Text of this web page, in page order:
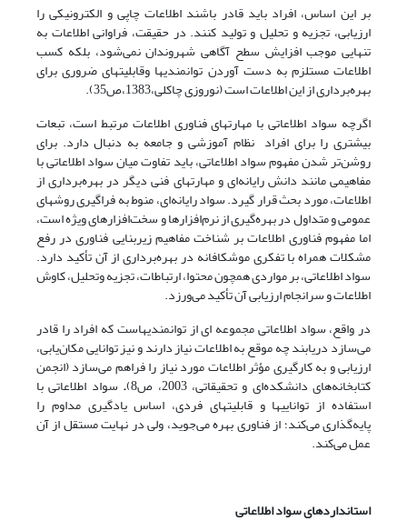
بر این اساس، افراد باید قادر باشند اطلاعات چاپی و الکترونیکی را
ارزیابی، تجزیه و تحلیل و تولید کنند. در حقیقت، فراوانی اطلاعات به
تنهایی موجب افزایش سطح آگاهی شهروندان نمی‌شود، بلکه کسب
اطلاعات مستلزم به دست آوردن توانمندیها وقابلیتهای ضروری برای
بهره‌‌برداری از این اطلاعات است (نوروزی چاکلی،1383،ص35).
اگرچه سواد اطلاعاتی با مهارتهای فناوری اطلاعات مرتبط است، تبعات
بیشتری را برای افراد نظام آموزشی و جامعه به دنبال دارد. برای
روشن‌تر شدن مفهوم سواد اطلاعاتی، باید تفاوت میان سواد اطلاعاتی با
مفاهیمی مانند دانش رایانه‌ای و مهارتهای فنی دیگر در بهره‌برداری از
اطلاعات، مورد بحث قرار گیرد. سواد رایانه‌ای، منوط به فراگیری روشهای
عمومی و متداول در بهره‌گیری از نرم‌افزارها و سخت‌افزارهای ویژه است،
اما مفهوم فناوری اطلاعات بر شناخت مفاهیم زیربنایی فناوری در رفع
مشکلات همراه با تفکری موشکافانه در بهره‌برداری از آن تأکید دارد.
سواد اطلاعاتی، بر مواردی همچون محتوا، ارتباطات، تجزیه وتحلیل، کاوش
اطلاعات و سرانجام ارزیابی آن تأکید می‌‌ورزد.
در واقع، سواد اطلاعاتی مجموعه ای از توانمندیهاست که افراد را قادر
می‌سازد دریابند چه موقع به اطلاعات نیاز دارند و نیز توانایی مکان‌یابی،
ارزیابی و به‌ کارگیری مؤثر اطلاعات مورد نیاز را فراهم می‌سازد (انجمن
کتابخانه‌های دانشکده‌ای و تحقیقاتی، 2003، ص8) . سواد اطلاعاتی با
استفاده از تواناییها و قابلیتهای فردی، اساس یادگیری مداوم را
پایه‌گذاری می‌کند؛ از فناوری بهره می‌جوید، ولی در نهایت مستقل از آن
عمل می‌کند.
استانداردهای سواد اطلاعاتی